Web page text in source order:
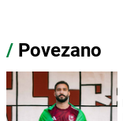
/ Povezano